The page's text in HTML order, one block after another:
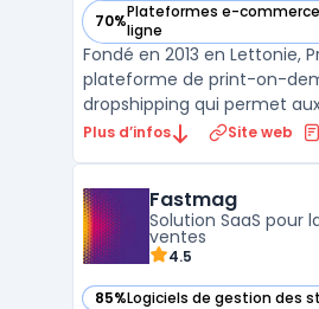
70%Plateformes e-
ligne
— voir Printful dans cette
Fondé en 2013 en Lettonie,
plateforme de print-on-
dropshipping qui permet
commerçants de vendre
qu'après la commande du
catalogue comprend plus
Plus d’infos Site web
Fastmag
Solution SaaS pour
ventes
4.5
85%Logiciels de gestion des